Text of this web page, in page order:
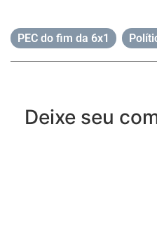
PEC do fim da 6x1
Deixe seu